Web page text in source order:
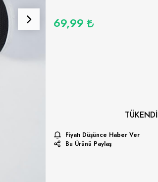
69,99
TÜKENDI
Fiyatı Düşünce Haber Ver
Bu Ürünü Paylaş